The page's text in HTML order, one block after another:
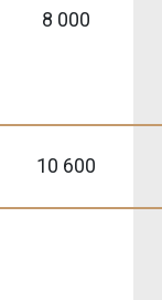
8 000
10 600